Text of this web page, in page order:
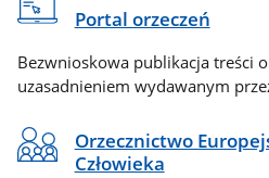
Portal orzeczeń
Bezwnioskowa publikacja treści
uzasadnieniem wydawanym
Orzecznictwo
Człowieka